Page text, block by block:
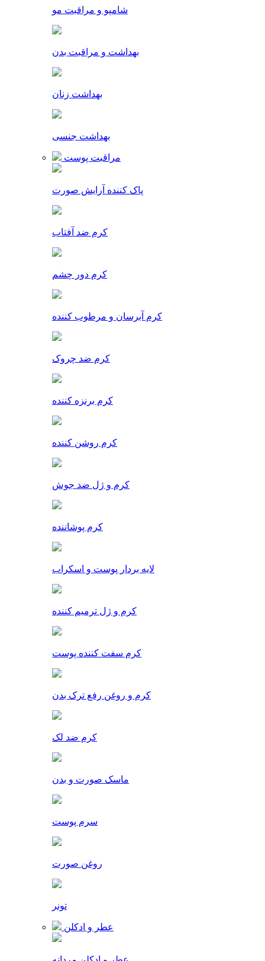
شامپو و مراقبت مو
بهداشت و مراقبت بدن
بهداشت زنان
بهداشت جنسی
مراقبت پوست
پاک کننده آرایش صورت
کرم ضد آفتاب
کرم دور چشم
کرم آبرسان و مرطوب کننده
کرم ضد چروک
کرم برنزه کننده
کرم روشن کننده
کرم و ژل ضد جوش
کرم پوشاننده
لایه بردار پوست و اسکراب
کرم و ژل ترمیم کننده
کرم سفت کننده پوست
کرم و روغن رفع ترک بدن
کرم ضد لک
ماسک صورت و بدن
سرم پوست
روغن صورت
تونر
عطر و ادکلن